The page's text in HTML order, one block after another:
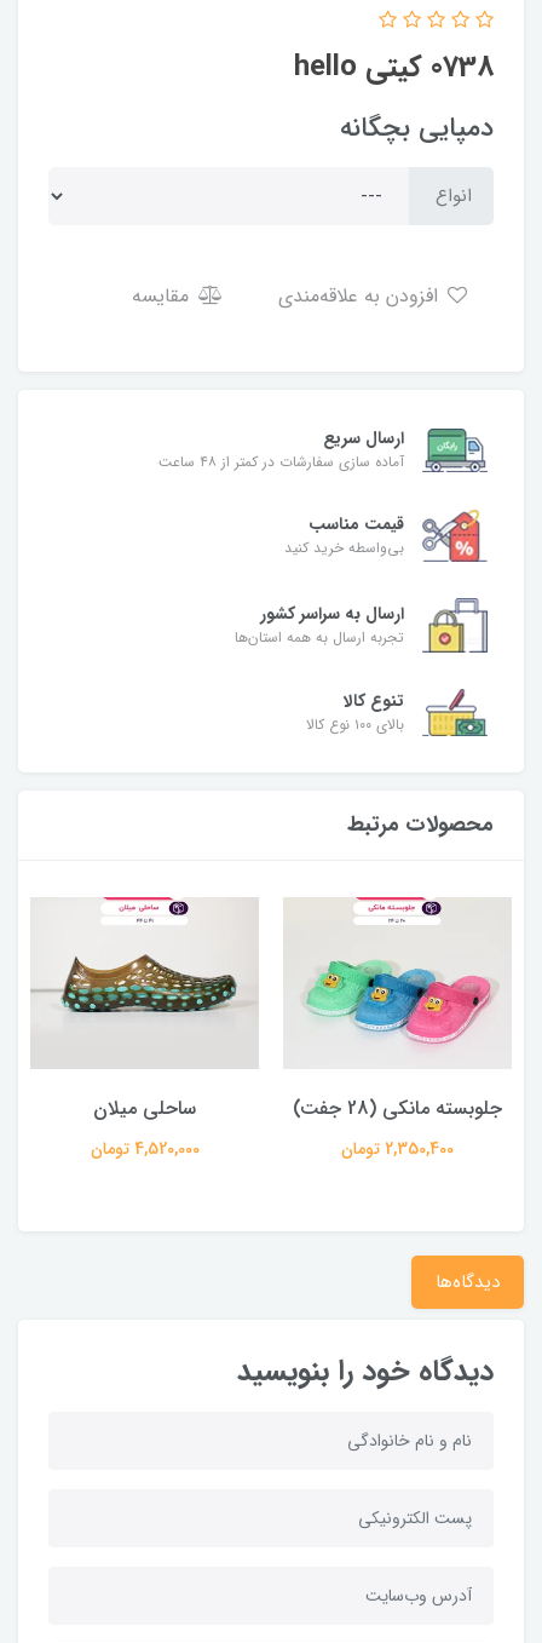
0738 کیتی hello
دمپایی بچگانه
انواع
مقایسه
ارسال سریع
آماده سازی سفارشات در کمتر از ۴۸ ساعت
قیمت مناسب
بی‌واسطه خرید کنید
ارسال به سراسر کشور
تجربه ارسال به همه استان‌ها
تنوع کالا
بالای ۱۰۰ نوع کالا
محصولات مرتبط
جلوبسته مانکی (28 جفت)
2,350,400 تومان
ساحلی میلان
4,520,000 تومان
دیدگاه‌ها
دیدگاه خود را بنویسید